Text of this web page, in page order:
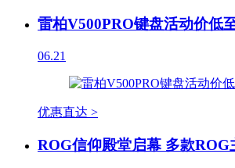
雷柏V500PRO键盘活动价低
06.21
优惠直达 >
ROG信仰殿堂启幕 多款ROG